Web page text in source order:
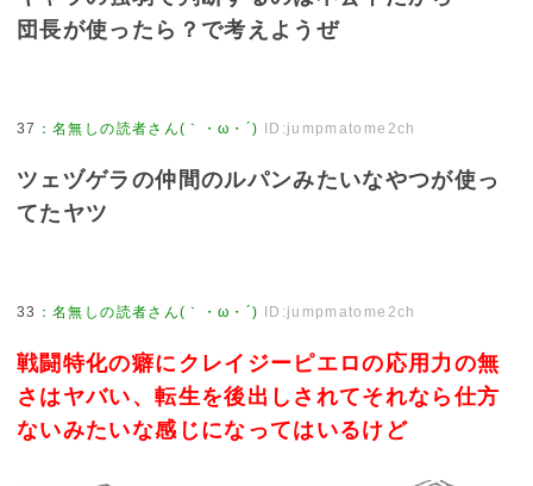
団長が使ったら？で考えようぜ
37 ：名無しの読者さん(｀・ω・´) ID:jumpmatome2ch
ツェヅゲラの仲間のルパンみたいなやつが使っ
てたヤツ
33 ：名無しの読者さん(｀・ω・´) ID:jumpmatome2ch
戦闘特化の癖にクレイジーピエロの応用力の無
さはヤバい、転生を後出しされてそれなら仕方
ないみたいな感じになってはいるけど